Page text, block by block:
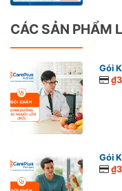
CÁC SẢN PHẨM
Gói
Gói